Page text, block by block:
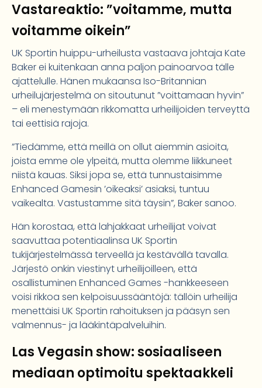
Vastareaktio: ”voitamme, mutta
voitamme oikein”
UK Sportin huippu-urheilusta vastaava johtaja Kate
Baker ei kuitenkaan anna paljon painoarvoa tälle
ajattelulle. Hänen mukaansa Iso-Britannian
urheilujärjestelmä on sitoutunut ”voittamaan hyvin”
– eli menestymään rikkomatta urheilijoiden terveyttä
tai eettisiä rajoja.
”Tiedämme, että meillä on ollut aiemmin asioita,
joista emme ole ylpeitä, mutta olemme liikkuneet
niistä kauas. Siksi jopa se, että tunnustaisimme
Enhanced Gamesin ’oikeaksi’ asiaksi, tuntuu
vaikealta. Vastustamme sitä täysin”, Baker sanoo.
Hän korostaa, että lahjakkaat urheilijat voivat
saavuttaa potentiaalinsa UK Sportin
tukijärjestelmässä terveellä ja kestävällä tavalla.
Järjestö onkin viestinyt urheilijoilleen, että
osallistuminen Enhanced Games -hankkeeseen
voisi rikkoa sen kelpoisuussääntöjä: tällöin urheilija
menettäisi UK Sportin rahoituksen ja pääsyn sen
valmennus- ja lääkintäpalveluihin.
Las Vegasin show: sosiaaliseen
mediaan optimoitu spektaakkeli